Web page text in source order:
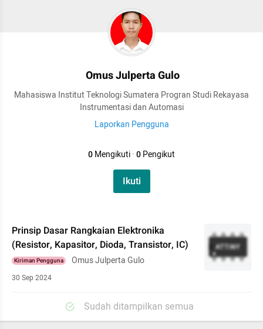
Omus Julperta Gulo
Mahasiswa Institut Teknologi Sumatera Progran Studi Rekayasa
Instrumentasi dan Automasi
Laporkan Pengguna
0Mengikuti·0Pengikut
Ikuti
Prinsip Dasar Rangkaian Elektronika
(Resistor, Kapasitor, Dioda, Transistor, IC)
Kiriman Pengguna Omus Julperta Gulo
30 Sep 2024
Sudah ditampilkan semua